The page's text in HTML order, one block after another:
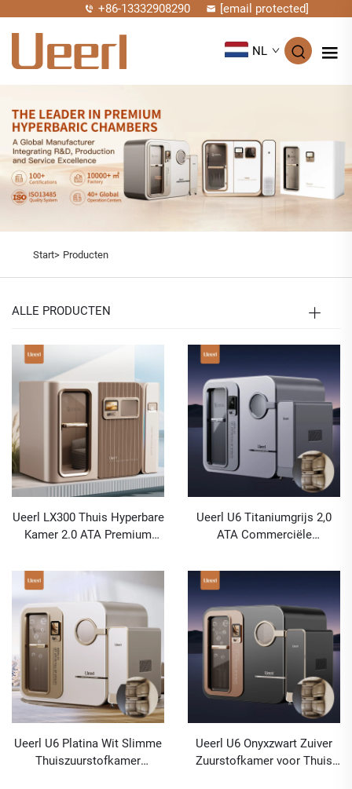
+86-13332908290 [email protected]
NL
Start> Producten
ALLE PRODUCTEN
Ueerl LX300 Thuis Hyperbare
Kamer 2.0 ATA Premium
Enkele Eenheid
Ueerl U6 Titaniumgrijs 2,0
ATA Commerciële
Revalidatiecentra
Ueerl U6 Platina Wit Slimme
Thuiszuurstofkamer
Ueerl U6 Onyxzwart Zuiver
Zuurstofkamer voor Thuis